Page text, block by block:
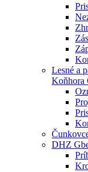
Lesné a
Koňhora
DHZ